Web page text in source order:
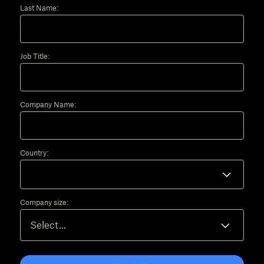
Last Name:
Job Title:
Company Name:
Country:
Company size: